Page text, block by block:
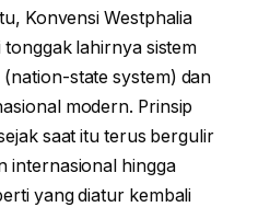
Konvensi Westphalia
tonggak lahirnya sistem
state system) dan
modern. Prinsip
saat itu terus bergulir
internasional hingga
yang diatur kembali